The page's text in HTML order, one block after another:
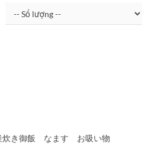
炊き御飯 なます お吸い物